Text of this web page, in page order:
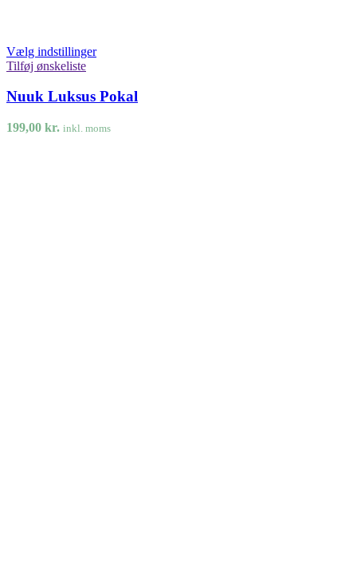
Vælg indstillinger
Tilføj ønskeliste
Nuuk Luksus Pokal
199,00 kr. inkl. moms